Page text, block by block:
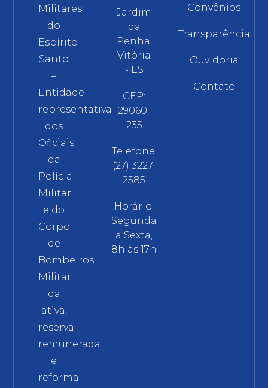
Militares
do
Espírito
Santo
–
Entidade
representativa
dos
Oficiais
da
Polícia
Militar
e do
Corpo
de
Bombeiros
Militar
da
ativa,
reserva
remunerada
e
reforma.
Jardim
da
Penha,
Vitória
- ES
CEP:
29060-
235
Telefone:
(27) 3227-
2585
Horário:
Segunda
a Sexta,
8h às 17h
Convênios
Transparência
Ouvidoria
Contato